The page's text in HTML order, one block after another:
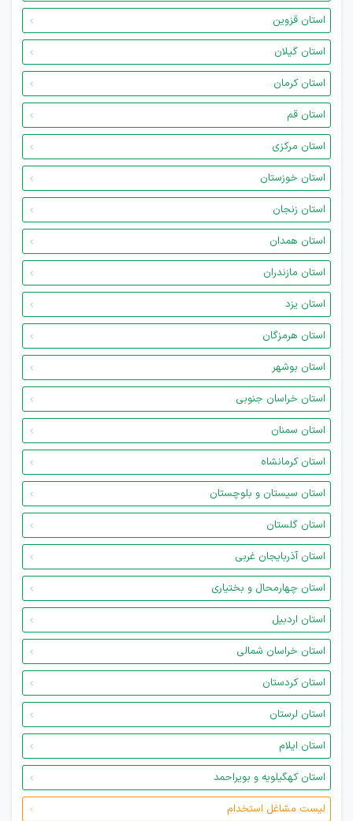
استان قزوین
استان گیلان
استان کرمان
استان قم
استان مرکزی
استان خوزستان
استان زنجان
استان همدان
استان مازندران
استان یزد
استان هرمزگان
استان بوشهر
استان خراسان جنوبی
استان سمنان
استان کرمانشاه
استان سیستان و بلوچستان
استان گلستان
استان آذربایجان غربی
استان چهارمحال و بختیاری
استان اردبیل
استان خراسان شمالی
استان کردستان
استان لرستان
استان ایلام
استان کهگیلویه و بویراحمد
لیست مشاغل استخدام